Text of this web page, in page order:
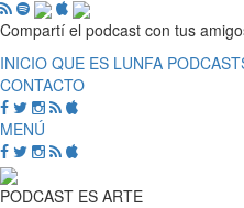
Compartí el podcast con tus
INICIO QUE ES LUNFA
CONTACTO
MENÚ
PODCAST ES ARTE